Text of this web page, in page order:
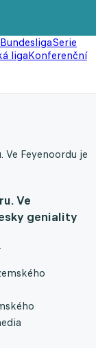
BundesligaSerie
ligaKonferenční
Ve Feyenoordu je
Ve
geniality